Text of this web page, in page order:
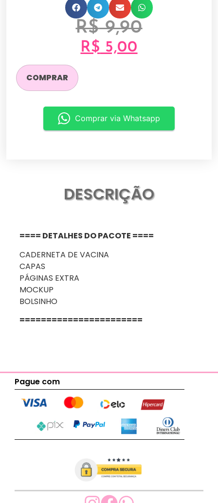
R$9,90
R$ 5,00
COMPRAR
Comprar via Whatsapp
DESCRIÇÃO
==== DETALHES DO PACOTE ====
CADERNETA DE VACINA
CAPAS
PÁGINAS EXTRA
MOCKUP
BOLSINHO
=======================
Pague com